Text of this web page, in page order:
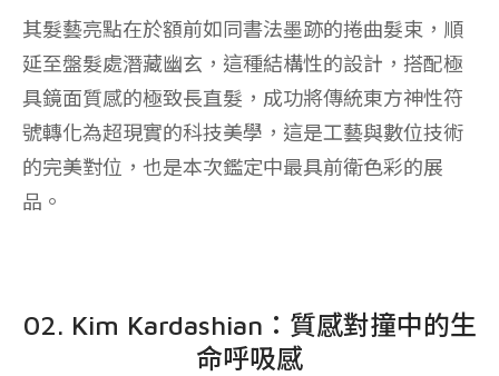
其髮藝亮點在於額前如同書法墨跡的捲曲髮束，順
延至盤髮處潛藏幽玄，這種結構性的設計，搭配極
具鏡面質感的極致長直髮，成功將傳統東方神性符
號轉化為超現實的科技美學，這是工藝與數位技術
的完美對位，也是本次鑑定中最具前衛色彩的展
品。
02. Kim Kardashian：質感對撞中的生
命呼吸感